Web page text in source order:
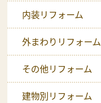
内装リフォーム
外まわりリフォーム
その他リフォーム
建物別リフォーム